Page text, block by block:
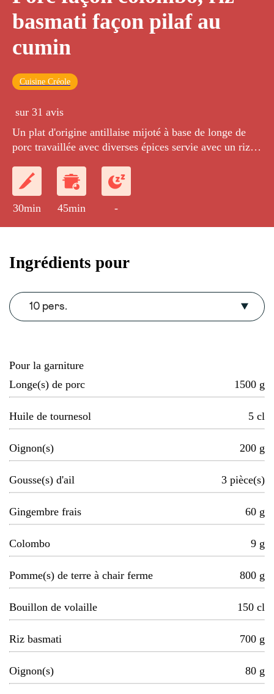
basmati façon pilaf au
cumin
Cuisine Créole
sur 31 avis
Un plat d'origine antillaise mijoté à base de longe de
porc travaillée avec diverses épices servie avec un riz
30min 45min -
Ingrédients pour
10 pers.
Pour la garniture
Longe(s) de porc
1500 g
Huile de tournesol 5 cl
Oignon(s) 200 g
Gousse(s) d'ail 3 pièce(s)
Gingembre frais 60 g
Colombo 9 g
Pomme(s) de terre à chair ferme 800 g
Bouillon de volaille 150 cl
Riz basmati 700 g
Oignon(s) 80 g